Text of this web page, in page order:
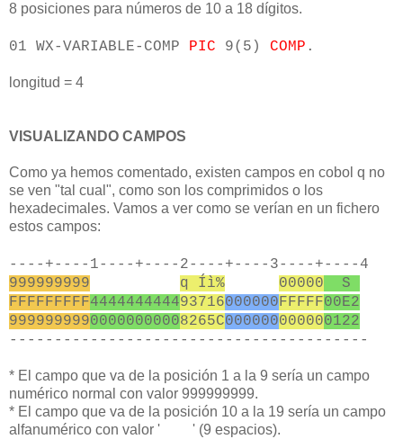
8 posiciones para números de 10 a 18 dígitos.
01 WX-VARIABLE-COMP PIC 9(5) COMP .
longitud = 4
VISUALIZANDO CAMPOS
Como ya hemos comentado, existen campos en cobol q no
se ven "tal cual", como son los comprimidos o los
hexadecimales. Vamos a ver como se verían en un fichero
estos campos:
----+----1----+----2----+----3----+----4
999999999
q Íì% 00000 S
FFFFFFFFF444444444493716000000FFFFF00E2
99999999900000000008265C000000000000122
----------------------------------------
* El campo que va de la posición 1 a la 9 sería un campo
numérico normal con valor 999999999.
* El campo que va de la posición 10 a la 19 sería un campo
alfanumérico con valor ' ' (9 espacios).